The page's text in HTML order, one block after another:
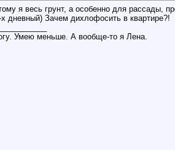
я весь грунт, а особенно для рассады,
х дневный) Зачем дихлофосить в квартире?!
Умею меньше. А вообще-то я Лена.